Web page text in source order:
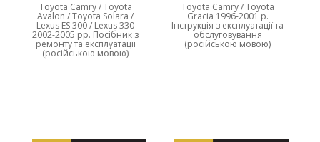
Toyota Camry / Toyota
Avalon / Toyota Solara /
Lexus ES 300 / Lexus 330
2002-2005 рр. Посібник з
ремонту та експлуатації
(російською мовою)
Toyota Camry / Toyota
Gracia 1996-2001 р.
Інструкція з експлуатації та
обслуговування
(російською мовою)